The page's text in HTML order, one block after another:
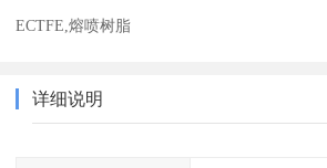
ECTFE,熔喷树脂
详细说明